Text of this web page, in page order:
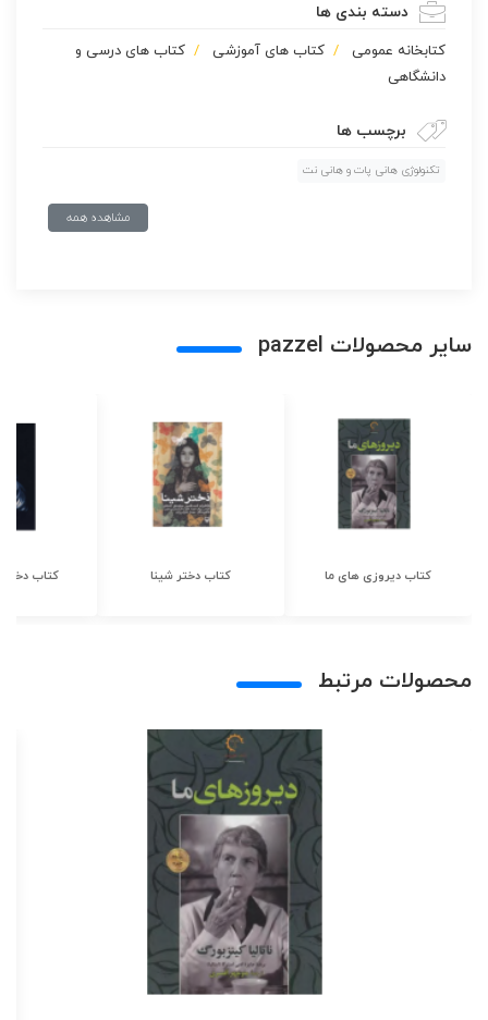
دسته بندی ها
كتابخانه عمومی کتاب های آموزشی
کتاب های درسی و
دانشگاهی
برچسب ها
تکنولوژی هانی پات و هانی نت
مشاهده همه
سایر محصولات pazzel
کتاب دیروزی های ما کتاب دختر شینا کتاب دختر
محصولات مرتبط